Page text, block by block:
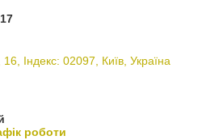
Індекс: 02097, Київ, Україна
роботи